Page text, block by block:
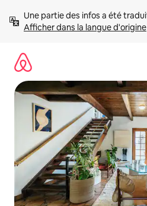
directement
Afficher dans la langue d'origine